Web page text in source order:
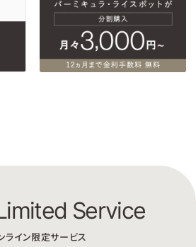
Service
ライン限定サービス